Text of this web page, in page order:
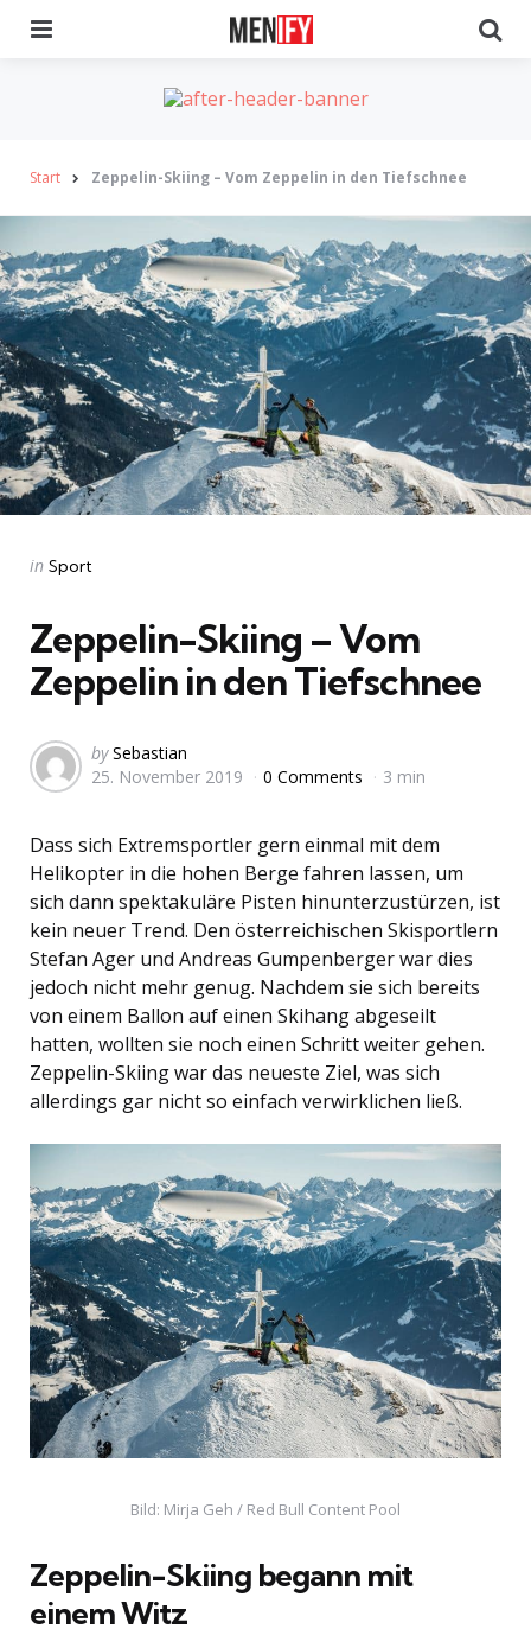
Start Zeppelin-Skiing – Vom Zeppelin in den Tiefschnee
Categories
Posted
in Sport
Zeppelin-Skiing – Vom
Zeppelin in den Tiefschnee
Posted
by
by Sebastian
25. November 2019
0 Comments 3 min
Dass sich Extremsportler gern einmal mit dem
Helikopter in die hohen Berge fahren lassen, um
sich dann spektakuläre Pisten hinunterzustürzen, ist
kein neuer Trend. Den österreichischen Skisportlern
Stefan Ager und Andreas Gumpenberger war dies
jedoch nicht mehr genug. Nachdem sie sich bereits
von einem Ballon auf einen Skihang abgeseilt
hatten, wollten sie noch einen Schritt weiter gehen.
Zeppelin-Skiing war das neueste Ziel, was sich
allerdings gar nicht so einfach verwirklichen ließ.
Bild: Mirja Geh / Red Bull Content Pool
Zeppelin-Skiing begann mit
einem Witz